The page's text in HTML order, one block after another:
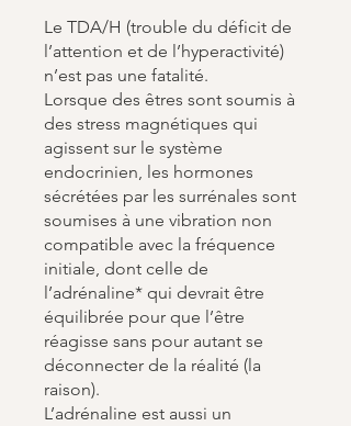
Le TDA/H (trouble du déficit de
l’attention et de l’hyperactivité)
n’est pas une fatalité.
Lorsque des êtres sont soumis à
des stress magnétiques qui
agissent sur le système
endocrinien, les hormones
sécrétées par les surrénales sont
soumises à une vibration non
compatible avec la fréquence
initiale, dont celle de
l’adrénaline* qui devrait être
équilibrée pour que l’être
réagisse sans pour autant se
déconnecter de la réalité (la
raison).
L’adrénaline est aussi un